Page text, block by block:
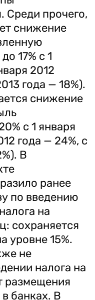
Среди прочего,
снижение
17% с 1
2012
года — 18%).
снижение
с 1 января
года — 24%, с
В
ранее
по введению
на
сохраняется
уровне 15%.
не
налога на
размещения
банках. В